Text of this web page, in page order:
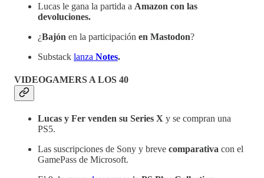
Lucas le gana la partida a Amazon con las
devoluciones.
¿Bajón en la participación en Mastodon?
Substack lanza Notes.
VIDEOGAMERS A LOS 40
Lucas y Fer venden su Series X y se compran una
PS5.
Las suscripciones de Sony y breve comparativa con el
GamePass de Microsoft.